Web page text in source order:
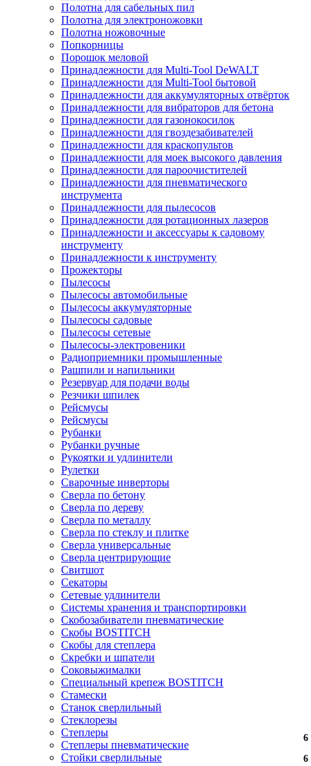
Полотна для сабельных пил
Полотна для электроножовки
Полотна ножовочные
Попкорницы
Порошок меловой
Принадлежности для Multi-Tool DeWALT
Принадлежности для Multi-Tool бытовой
Принадлежности для аккумуляторных отвёрток
Принадлежности для вибраторов для бетона
Принадлежности для газонокосилок
Принадлежности для гвоздезабивателей
Принадлежности для краскопультов
Принадлежности для моек высокого давления
Принадлежности для пароочистителей
Принадлежности для пневматического
инструмента
Принадлежности для пылесосов
Принадлежности для ротационных лазеров
Принадлежности и аксессуары к садовому
инструменту
Принадлежности к инструменту
Прожекторы
Пылесосы
Пылесосы автомобильные
Пылесосы аккумуляторные
Пылесосы садовые
Пылесосы сетевые
Пылесосы-электровеники
Радиоприемники промышленные
Рашпили и напильники
Резервуар для подачи воды
Резчики шпилек
Рейсмусы
Рейсмусы
Рубанки
Рубанки ручные
Рукоятки и удлинители
Рулетки
Сварочные инверторы
Сверла по бетону
Сверла по дереву
Сверла по металлу
Сверла по стеклу и плитке
Сверла универсальные
Сверла центрирующие
Свитшот
Секаторы
Сетевые удлинители
Системы хранения и транспортировки
Скобозабиватели пневматические
Скобы BOSTITCH
Скобы для степлера
Скребки и шпатели
Соковыжималки
Специальный крепеж BOSTITCH
Стамески
Станок сверлильный
Стеклорезы
Степлеры
Степлеры пневматические
Стойки сверлильные
6
6
6
6
6
6
6
6
6
6
6
6